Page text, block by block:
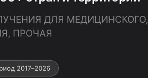
ДЛЯ МЕДИЦИНСКОГО,
ПРОЧАЯ
2017–2026